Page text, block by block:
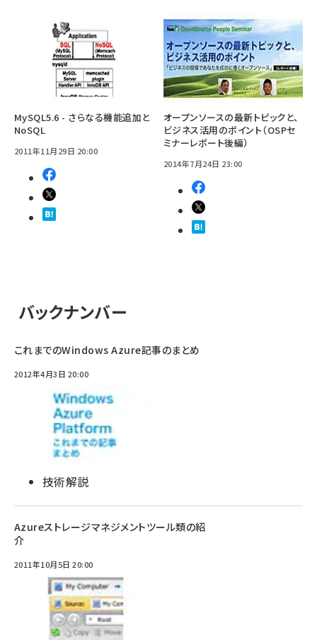
MySQL5.6 - さらなる機能追加と
NoSQL
2011年11月29日 20:00
オープンソースの最新トピックと、
ビジネス活用のポイント（OSPセ
ミナーレポート後編）
2014年7月24日 23:00
バックナンバー
これまでのWindows Azure記事のまとめ
2012年4月3日 20:00
技術解説
Azureストレージマネジメントツール類の紹
介
2011年10月5日 20:00